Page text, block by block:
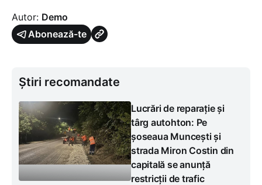
Autor: Demo
Abonează-te
Știri recomandate
Lucrări de reparație și
târg autohton: Pe
șoseaua Muncești și
strada Miron Costin din
capitală se anunță
restricții de trafic